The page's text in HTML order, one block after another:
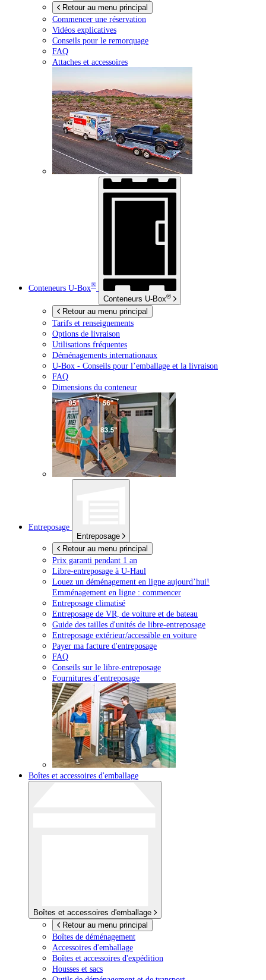
Retour au menu principal
Commencer une réservation
Vidéos explicatives
Conseils pour le remorquage
FAQ
Attaches et accessoires
Conteneurs U-Box®
Conteneurs U-Box®
Retour au menu principal
Tarifs et renseignements
Options de livraison
Utilisations fréquentes
Déménagements internationaux
U-Box - Conseils pour l’emballage et la livraison
FAQ
Dimensions du conteneur
Entreposage
Entreposage
Retour au menu principal
Prix garanti pendant 1 an
Libre-entreposage à U-Haul
Louez un déménagement en ligne aujourd’hui!
Emménagement en ligne : commencer
Entreposage climatisé
Entreposage de VR, de voiture et de bateau
Guide des tailles d'unités de libre-entreposage
Entreposage extérieur/accessible en voiture
Payer ma facture d'entreposage
FAQ
Conseils sur le libre-entreposage
Fournitures d’entreposage
Boîtes et accessoires d'emballage
Boîtes et accessoires d'emballage
Retour au menu principal
Boîtes de déménagement
Accessoires d'emballage
Boîtes et accessoires d'expédition
Housses et sacs